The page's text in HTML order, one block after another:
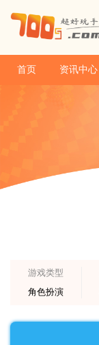
首页 资讯中心
游戏类型
角色扮演